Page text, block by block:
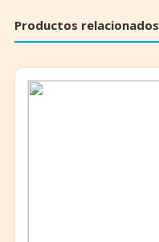
Productos relacionados